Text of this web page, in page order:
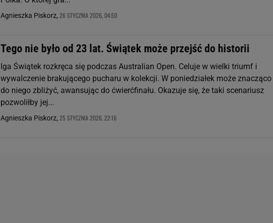
Agnieszka Piskorz, 26 STYCZNIA 2026, 04:50
Tego nie było od 23 lat. Świątek może przejść do historii
Iga Świątek rozkręca się podczas Australian Open. Celuje w wielki triumf i
wywalczenie brakującego pucharu w kolekcji. W poniedziałek może znacząco
do niego zbliżyć, awansując do ćwierćfinału. Okazuje się, że taki scenariusz
pozwoliłby jej...
Agnieszka Piskorz, 25 STYCZNIA 2026, 22:16